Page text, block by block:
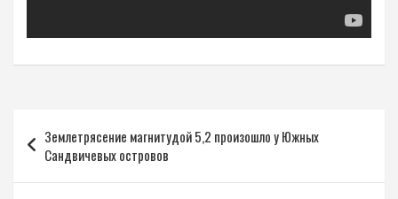
по
записям
Землетрясение магнитудой 5,2 произошло у Южных
Сандвичевых островов